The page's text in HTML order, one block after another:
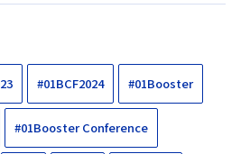
#01BCF2024 #01Booster
#01Booster Conference